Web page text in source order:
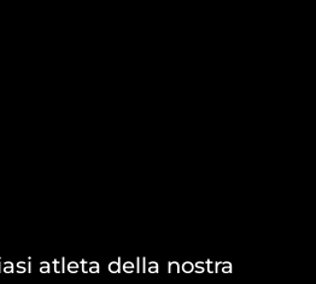
atleta della nostra